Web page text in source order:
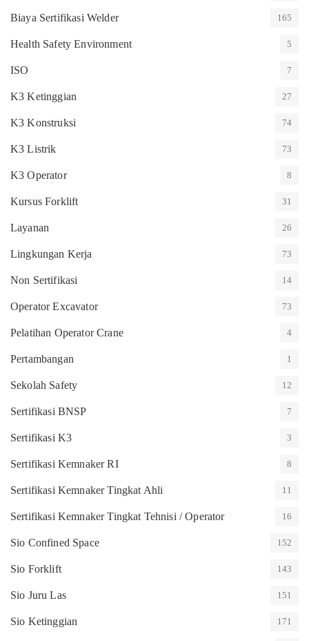
Biaya Sertifikasi Welder 165
Health Safety Environment 5
ISO 7
K3 Ketinggian 27
K3 Konstruksi 74
K3 Listrik 73
K3 Operator 8
Kursus Forklift 31
Layanan 26
Lingkungan Kerja 73
Non Sertifikasi 14
Operator Excavator 73
Pelatihan Operator Crane 4
Pertambangan 1
Sekolah Safety 12
Sertifikasi BNSP 7
Sertifikasi K3 3
Sertifikasi Kemnaker RI 8
Sertifikasi Kemnaker Tingkat Ahli 11
Sertifikasi Kemnaker Tingkat Tehnisi / Operator 16
Sio Confined Space 152
Sio Forklift 143
Sio Juru Las 151
Sio Ketinggian 171